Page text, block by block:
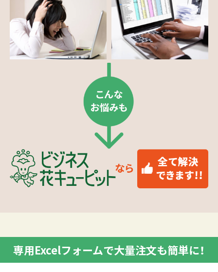
専用Excelフォームで大量注文も簡単に！